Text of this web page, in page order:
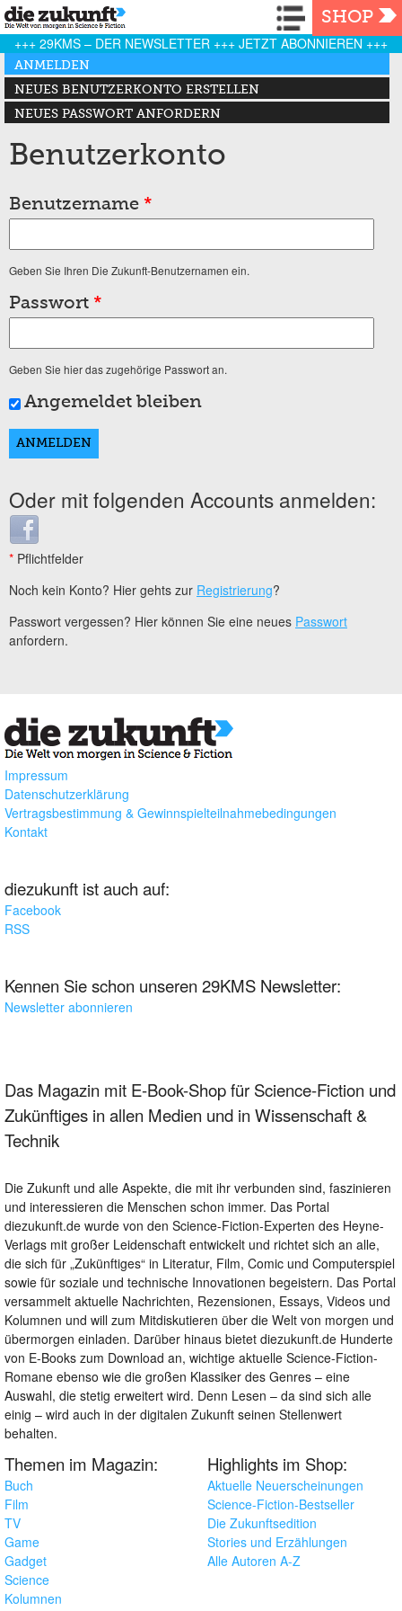
Navigation
SHOP
+++ 29KMS – DER NEWSLETTER +++ JETZT ABONNIEREN +++
Haupt-Reiter
ANMELDEN
(AKTIVER REITER)
NEUES BENUTZERKONTO ERSTELLEN
NEUES PASSWORT ANFORDERN
Benutzerkonto
Benutzername *
Geben Sie Ihren Die Zukunft-Benutzernamen ein.
Passwort *
Geben Sie hier das zugehörige Passwort an.
Angemeldet bleiben
Oder mit folgenden Accounts anmelden:
Login with Facebook
* Pflichtfelder
Noch kein Konto? Hier gehts zur Registrierung?
Passwort vergessen? Hier können Sie eine neues Passwort
anfordern.
Impressum
Datenschutzerklärung
Vertragsbestimmung & Gewinnspielteilnahmebedingungen
Kontakt
diezukunft ist auch auf:
Facebook
RSS
Kennen Sie schon unseren 29KMS Newsletter:
Newsletter abonnieren
Das Magazin mit E-Book-Shop für Science-Fiction und
Zukünftiges in allen Medien und in Wissenschaft &
Technik
Die Zukunft und alle Aspekte, die mit ihr verbunden sind, faszinieren
und interessieren die Menschen schon immer. Das Portal
diezukunft.de wurde von den Science-Fiction-Experten des Heyne-
Verlags mit großer Leidenschaft entwickelt und richtet sich an alle,
die sich für „Zukünftiges“ in Literatur, Film, Comic und Computerspiel
sowie für soziale und technische Innovationen begeistern. Das Portal
versammelt aktuelle Nachrichten, Rezensionen, Essays, Videos und
Kolumnen und will zum Mitdiskutieren über die Welt von morgen und
übermorgen einladen. Darüber hinaus bietet diezukunft.de Hunderte
von E-Books zum Download an, wichtige aktuelle Science-Fiction-
Romane ebenso wie die großen Klassiker des Genres – eine
Auswahl, die stetig erweitert wird. Denn Lesen – da sind sich alle
einig – wird auch in der digitalen Zukunft seinen Stellenwert
behalten.
Themen im Magazin:
Buch
Film
TV
Game
Gadget
Science
Kolumnen
Highlights im Shop:
Aktuelle Neuerscheinungen
Science-Fiction-Bestseller
Die Zukunftsedition
Stories und Erzählungen
Alle Autoren A-Z